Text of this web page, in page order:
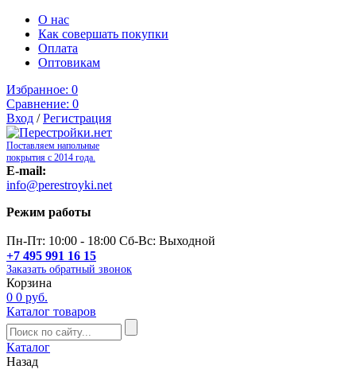
О нас
Как совершать покупки
Оплата
Оптовикам
Избранное: 0
Сравнение: 0
Вход /Регистрация
Поставляем напольные
покрытия с 2014 года.
E-mail:
info@perestroyki.net
Режим работы
Пн-Пт: 10:00 - 18:00 Сб-Вс: Выходной
+7 495 991 16 15
Заказать обратный звонок
Корзина
0 0 руб.
Каталог товаров
Каталог
Назад